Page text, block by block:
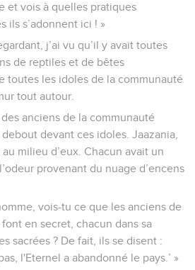
et vois à quelles pratiques
ils s’adonnent ici ! »
j’ai vu qu’il y avait toutes
de reptiles et de bêtes
toutes les idoles de la communauté
tout autour.
anciens de la communauté
devant ces idoles. Jaazania,
milieu d’eux. Chacun avait un
provenant du nuage d’encens
vois-tu ce que les anciens de
en secret, chacun dans sa
sacrées ? De fait, ils se disent :
l'Eternel a abandonné le pays.’ »